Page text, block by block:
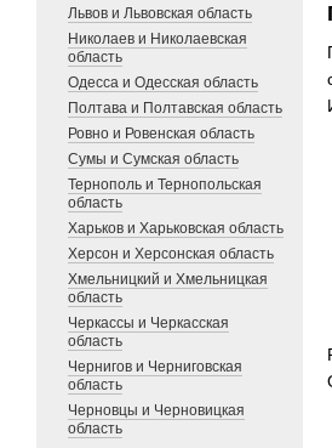
Львов и Львовская область
Николаев и Николаевская
область
Одесса и Одесская область
Полтава и Полтавская область
Ровно и Ровенская область
Сумы и Сумская область
Тернополь и Тернопольская
область
Харьков и Харьковская область
Херсон и Херсонская область
Хмельницкий и Хмельницкая
область
Черкассы и Черкасская
область
Чернигов и Черниговская
область
Черновцы и Черновицкая
область